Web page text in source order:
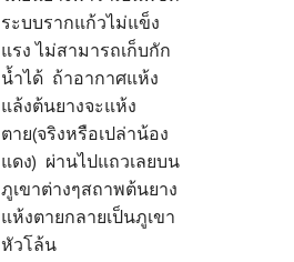
ระบบรากแก้วไม่แข็ง
แรง ไม่สามารถเก็บกัก
น้ำได้ ถ้าอากาศแห้ง
แล้งต้นยางจะแห้ง
ตาย(จริงหรือเปล่าน้อง
แดง) ผ่านไปแถวเลยบน
ภูเขาต่างๆสถาพต้นยาง
แห้งตายกลายเป็นภูเขา
หัวโล้น